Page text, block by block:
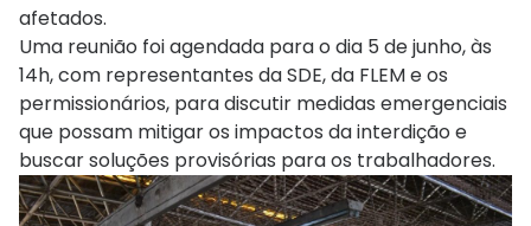
afetados.
Uma reunião foi agendada para o dia 5 de junho, às
14h, com representantes da SDE, da FLEM e os
permissionários, para discutir medidas emergenciais
que possam mitigar os impactos da interdição e
buscar soluções provisórias para os trabalhadores.